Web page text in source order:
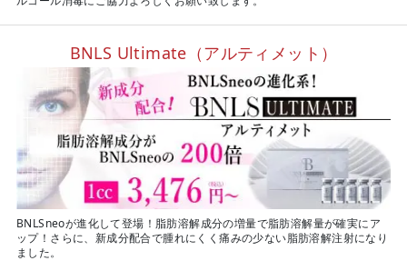
BNLS Ultimate（アルティメット）
BNLSneoが進化して登場！脂肪溶解成分の増量で脂肪溶解量が確実にア
ップ！さらに、新成分配合で腫れにくく痛みの少ない脂肪溶解注射になり
ました。